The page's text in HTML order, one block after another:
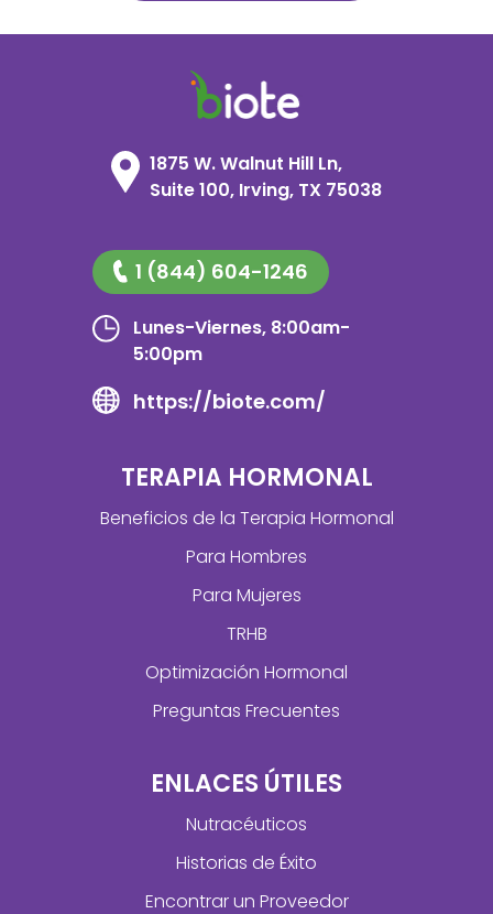
1875 W. Walnut Hill Ln,
Suite 100, Irving, TX 75038
1 (844) 604-1246
Lunes-Viernes, 8:00am-
5:00pm
https://biote.com/
TERAPIA HORMONAL
Beneficios de la Terapia Hormonal
Para Hombres
Para Mujeres
TRHB
Optimización Hormonal
Preguntas Frecuentes
ENLACES ÚTILES
Nutracéuticos
Historias de Éxito
Encontrar un Proveedor